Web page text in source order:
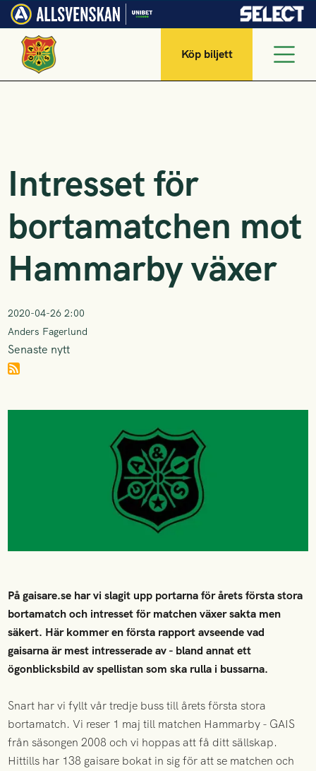
Köp biljett
Intresset för
bortamatchen mot
Hammarby växer
2020-04-26 2:00
Anders Fagerlund
Senaste nytt
På gaisare.se har vi slagit upp portarna för årets första stora
bortamatch och intresset för matchen växer sakta men
säkert. Här kommer en första rapport avseende vad
gaisarna är mest intresserade av - bland annat ett
ögonblicksbild av spellistan som ska rulla i bussarna.
Snart har vi fyllt vår tredje buss till årets första stora
bortamatch. Vi reser 1 maj till matchen Hammarby - GAIS
från säsongen 2008 och vi hoppas att få ditt sällskap.
Hittills har 138 gaisare bokat in sig för att se matchen och